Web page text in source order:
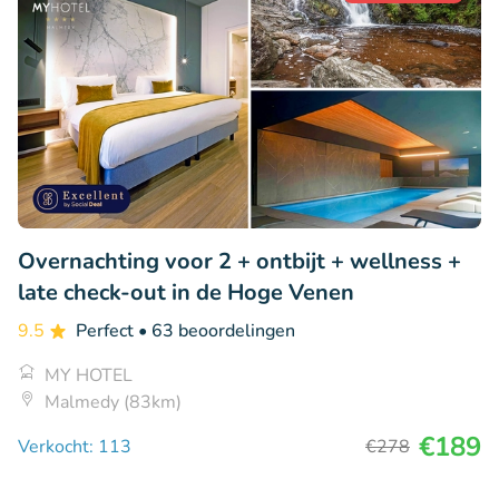
Overnachting voor 2 + ontbijt + wellness +
late check-out in de Hoge Venen
9.5 Perfect • 63 beoordelingen
MY HOTEL
Malmedy (83km)
Verkocht: 113
€278 €189